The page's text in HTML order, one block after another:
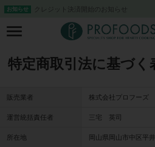
お知らせ クレジット決済開始のお知らせ
特定商取引法に基づく
販売業者 株式会社プロフーズ
運営統括責任者 三宅 英司
所在地 岡山県岡山市中区平